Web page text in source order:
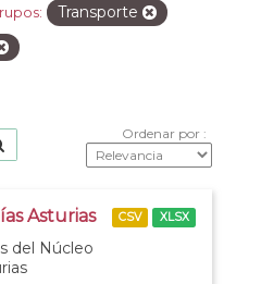
Transporte
Ordenar por
Asturias
del Núcleo
CSV XLSX